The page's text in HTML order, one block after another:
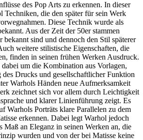
des Pop Arts zu erkennen. In dieser
Techniken, die den später für sein Werk
Diese Technik wurde als
Aus der Zeit der 50er stammen
sind und dennoch den Stil späterer
weitere stilistische Eigenschaften, die
finden in seinen frühen Werken Ausdruck.
um die Kombination aus Vorlagen,
des Drucks und gesellschaftlicher Funktion
Warhols Händen neue Aufmerksamkeit
zeichnet sich vor allem durch Leichtigkeit
und klarer Linienführung zeigt. Es
Warhols Porträts klare Parallelen zu dem
erkennen. Dabei legt Warhol jedoch
Maß an Eleganz in seinen Werken an, die
wurden und von der bei Matisse keine